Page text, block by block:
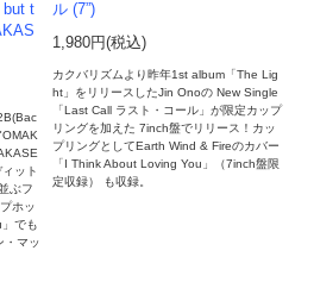
but t
ット
ぶフ
ホッ
でも
・マッ
ル (7”)
1,980円(税込)
カクバリズムより昨年1st album「The Lig
ht」をリリースしたJin Onoの New Single
「Last Call ラスト・コール」が限定カップ
リングを加えた 7inch盤でリリース！カッ
プリングとしてEarth Wind & Fireのカバー
「I Think About Loving You」（7inch盤限
定収録） も収録。